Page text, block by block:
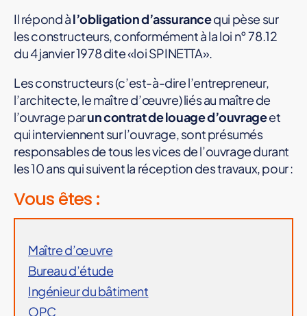
Il répond àl’obligation d’assurancequi pèse sur
les constructeurs, conformément à la loi n° 78.12
du 4 janvier 1978 dite «loi SPINETTA».
Les constructeurs (c’est-à-dire l’entrepreneur,
l’architecte, le maître d’œuvre) liés au maître de
l’ouvrage parun contrat de louage d’ouvrageet
qui interviennent sur l’ouvrage, sont présumés
responsables de tous les vices de l’ouvrage durant
les 10 ans qui suivent la réception des travaux, pour :
Vous êtes :
Maître d’œuvre
Bureau d’étude
Ingénieur du bâtiment
OPC